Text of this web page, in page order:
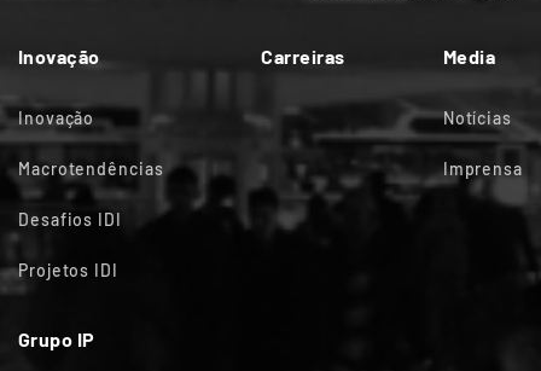
Inovação
Inovação
Macrotendências
Desafios IDI
Projetos IDI
Carreiras Media
Notícias
Imprensa
Grupo IP